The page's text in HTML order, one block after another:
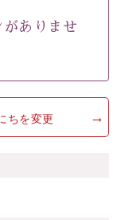
ありませ
ちを変更